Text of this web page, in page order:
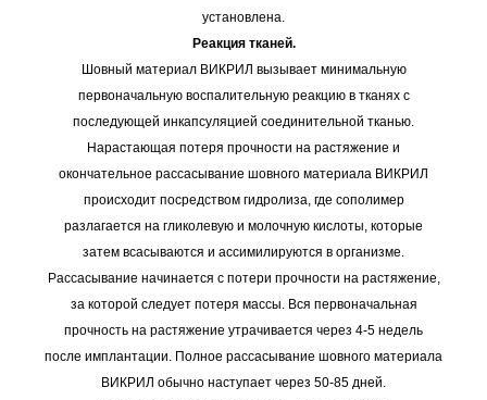
установлена.
Реакция тканей.
Шовный материал ВИКРИЛ вызывает минимальную
первоначальную воспалительную реакцию в тканях с
последующей инкапсуляцией соединительной тканью.
Нарастающая потеря прочности на растяжение и
окончательное рассасывание шовного материала ВИКРИЛ
происходит посредством гидролиза, где сополимер
разлагается на гликолевую и молочную кислоты, которые
затем всасываются и ассимилируются в организме.
Рассасывание начинается с потери прочности на растяжение,
за которой следует потеря массы. Вся первоначальная
прочность на растяжение утрачивается через 4-5 недель
после имплантации. Полное рассасывание шовного материала
ВИКРИЛ обычно наступает через 50-85 дней.